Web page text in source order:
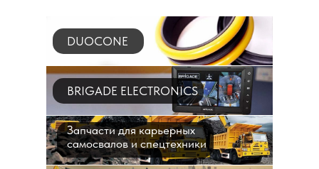
DUOCONE
BRIGADE ELECTRONICS
Запчасти для карьерных
самосвалов и спецтехники